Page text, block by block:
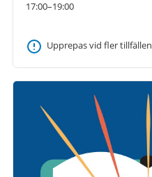
17:00–19:00
Upprepas vid fler tillfällen